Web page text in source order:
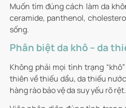
Muốn tìm đúng cách làm da
ceramide, panthenol,
sống.
Phân biệt da khô – da
Không phải mọi tình trạng
thiên về thiếu dầu, da thiếu
hàng rào bảo vệ da suy yếu rõ rệt.